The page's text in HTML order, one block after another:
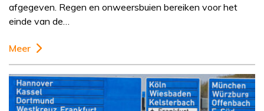
afgegeven. Regen en onweersbuien bereiken voor het
einde van de…
Meer